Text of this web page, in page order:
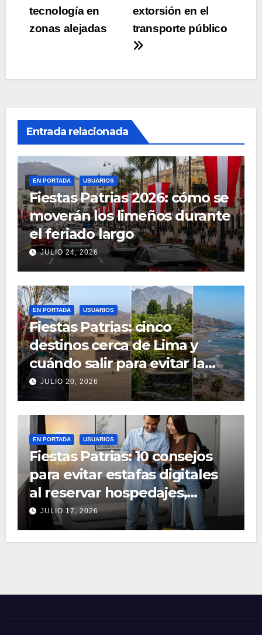
extorsión en el
transporte público
tecnología en
zonas alejadas
Entrada relacionada
EN PORTADA USUARIOS
Fiestas Patrias 2026: cómo se
moverán los limeños durante
el feriado largo
JULIO 24, 2026
EN PORTADA USUARIOS
Fiestas Patrias: cinco
destinos cerca de Lima y
cuándo salir para evitar la
congestión
JULIO 20, 2026
EN PORTADA USUARIOS
Fiestas Patrias: 10 consejos
para evitar estafas digitales
al reservar hospedajes,
pasajes y tours
JULIO 17, 2026